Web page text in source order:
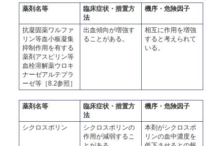
薬剤名等
臨床症状・措置方
法
機序・危険因子
抗凝固薬ワルファ
リン等血小板凝集
抑制作用を有する
薬剤アスピリン等
血栓溶解薬ウロキ
ナーゼアルテプラ
ーゼ等［8.2参照］
出血傾向が増強す
ることがある。
相互に作用を増強
すると考えられて
いる。
薬剤名等
臨床症状・措置方
法
機序・危険因子
シクロスポリン
シクロスポリンの
作用が減弱するこ
本剤がシクロスポ
リンの血中濃度を